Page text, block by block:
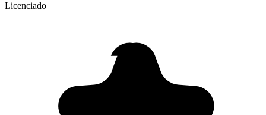
Licenciado